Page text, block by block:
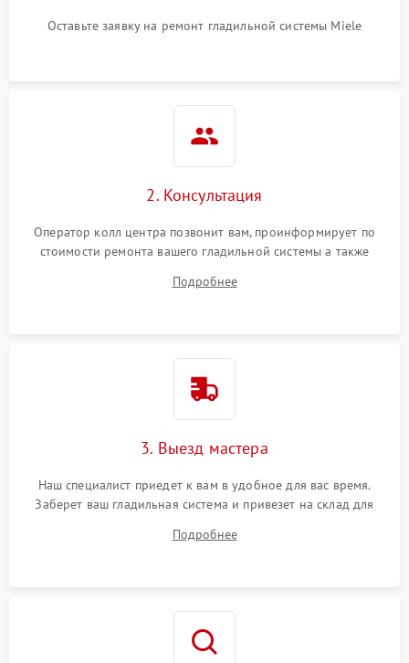
Оставьте заявку на ремонт гладильной системы Miele
2. Консультация
Оператор колл центра позвонит вам, проинформирует по
стоимости ремонта вашего гладильной системы а также
Подробнее
3. Выезд мастера
Наш специалист приедет к вам в удобное для вас время.
Заберет ваш гладильная система и привезет на склад для
Подробнее